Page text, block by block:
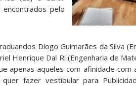
pelo
Diogo Guimarães da Silva
Henrique Dal­ Ri (Engenharia de
apenas aqueles com afinidade
fazer vestibular para